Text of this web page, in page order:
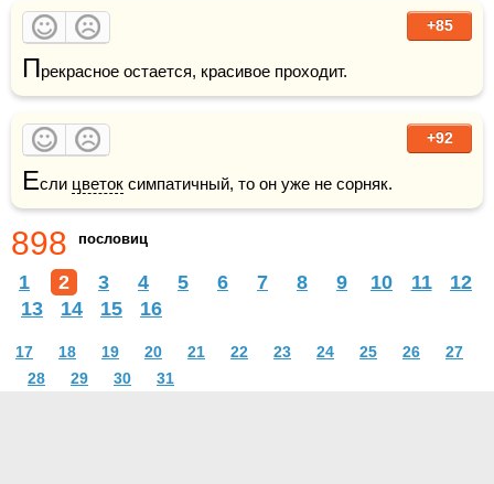
+85
Прекрасное остается, красивое проходит.
+92
Если цветок симпатичный, то он уже не сорняк.
898 пословиц
1 2 3 4 5 6 7 8 9 10 11
12
13
14 15 16
17 18 19 20 21 22 23 24 25 26
27
28
29 30 31